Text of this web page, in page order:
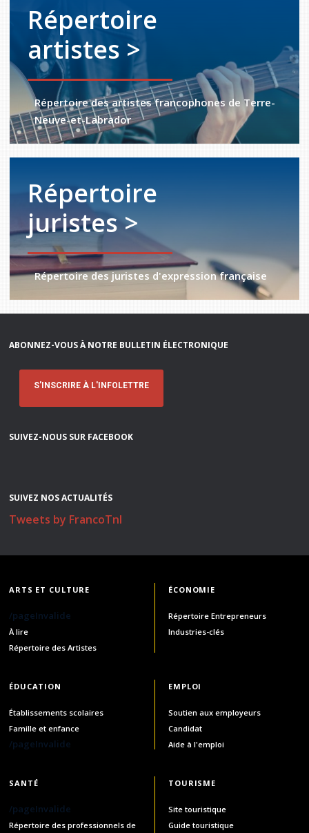
Répertoire
artistes >
Répertoire des artistes francophones de Terre-
Neuve-et-Labrador
Répertoire
juristes >
Répertoire des juristes d'expression française
ABONNEZ-VOUS À NOTRE BULLETIN ÉLECTRONIQUE
S'INSCRIRE À L'INFOLETTRE
SUIVEZ-NOUS SUR FACEBOOK
SUIVEZ NOS ACTUALITÉS
Tweets by FrancoTnl
ARTS ET CULTURE
/pageInvalide
À lire
Répertoire des Artistes
ÉCONOMIE
Répertoire Entrepreneurs
Industries-clés
ÉDUCATION
Établissements scolaires
Famille et enfance
/pageInvalide
EMPLOI
Soutien aux employeurs
Candidat
Aide à l'emploi
SANTÉ
/pageInvalide
Répertoire des professionnels de
TOURISME
Site touristique
Guide touristique